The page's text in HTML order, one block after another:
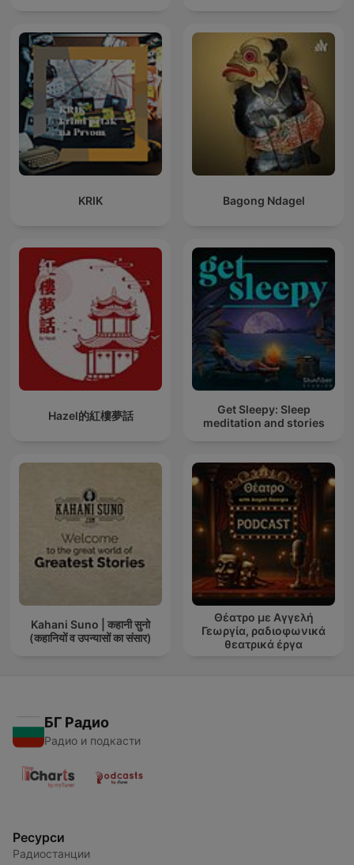
KRIK Bagong Ndagel
Hazel的紅樓夢話
Get Sleepy: Sleep
meditation and stories
Kahani Suno | कहानी सुनो
(कहानियों व उपन्यासों का संसार)
Θέατρο με Αγγελή
Γεωργία, ραδιοφωνικά
θεατρικά έργα
БГ Радио
Радио и подкасти
Ресурси
Радиостанции